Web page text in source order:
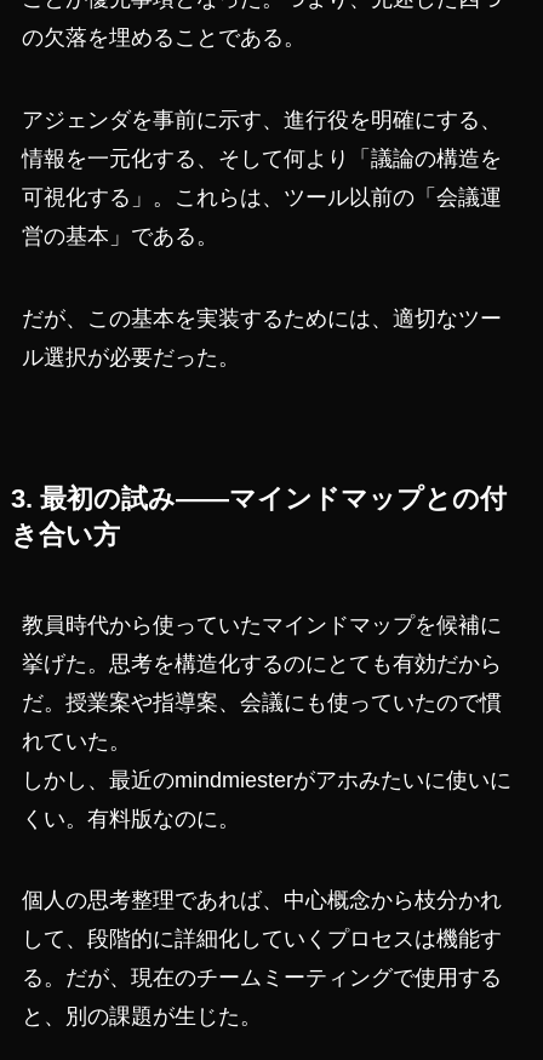
の欠落を埋めることである。
アジェンダを事前に示す、進行役を明確にする、
情報を一元化する、そして何より「議論の構造を
可視化する」。これらは、ツール以前の「会議運
営の基本」である。
だが、この基本を実装するためには、適切なツー
ル選択が必要だった。
3. 最初の試み——マインドマップとの付
き合い方
教員時代から使っていたマインドマップを候補に
挙げた。思考を構造化するのにとても有効だから
だ。授業案や指導案、会議にも使っていたので慣
れていた。
しかし、最近のmindmiesterがアホみたいに使いに
くい。有料版なのに。
個人の思考整理であれば、中心概念から枝分かれ
して、段階的に詳細化していくプロセスは機能す
る。だが、現在のチームミーティングで使用する
と、別の課題が生じた。